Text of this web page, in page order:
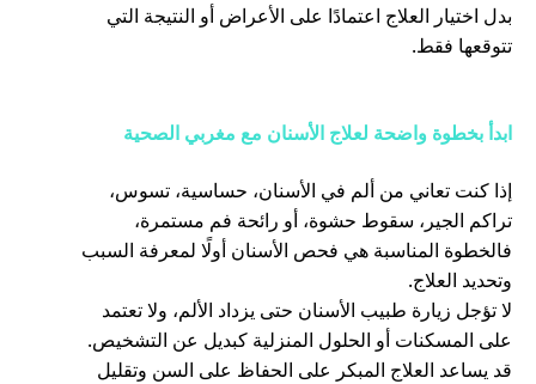
بدل اختيار العلاج اعتمادًا على الأعراض أو النتيجة التي
تتوقعها فقط.
ابدأ بخطوة واضحة لعلاج الأسنان مع مغربي الصحية
إذا كنت تعاني من ألم في الأسنان، حساسية، تسوس،
تراكم الجير، سقوط حشوة، أو رائحة فم مستمرة،
فالخطوة المناسبة هي فحص الأسنان أولًا لمعرفة السبب
وتحديد العلاج.
لا تؤجل زيارة طبيب الأسنان حتى يزداد الألم، ولا تعتمد
على المسكنات أو الحلول المنزلية كبديل عن التشخيص.
قد يساعد العلاج المبكر على الحفاظ على السن وتقليل